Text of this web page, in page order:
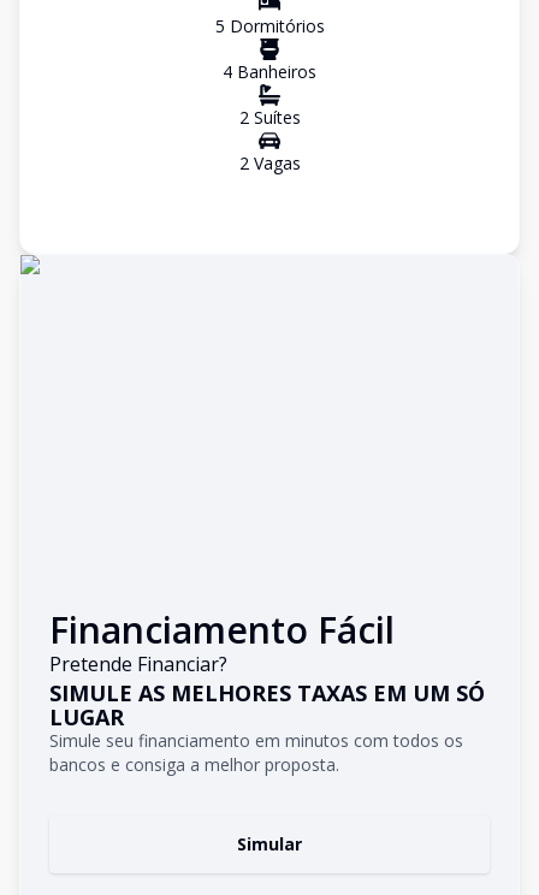
5 Dormitórios
4 Banheiros
2Suítes
2Vagas
Financiamento Fácil
Pretende Financiar?
SIMULE AS MELHORES TAXAS EM UM SÓ
LUGAR
Simule seu financiamento em minutos com todos os
bancos e consiga a melhor proposta.
Simular